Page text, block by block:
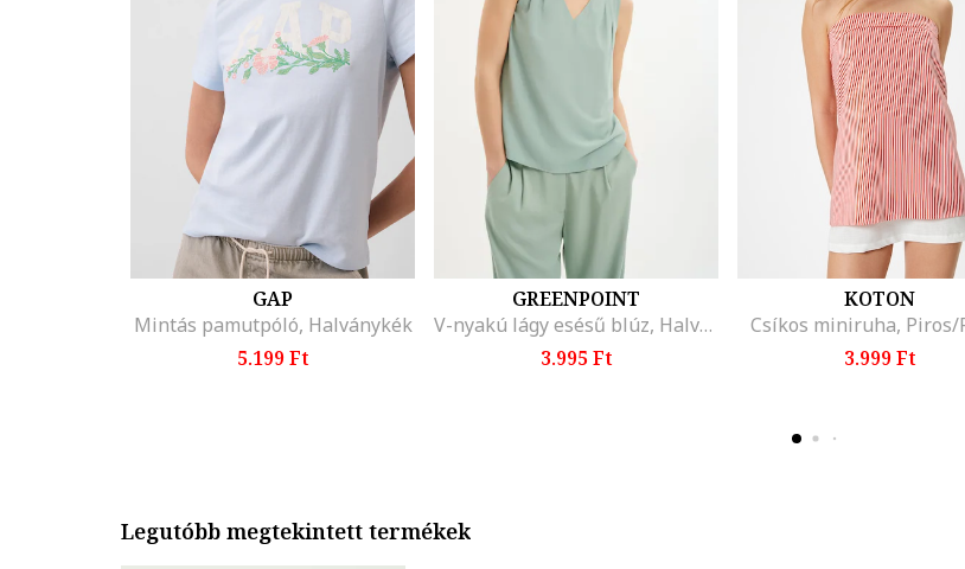
GAP
Mintás pamutpóló, Halványkék
5.199 Ft
GREENPOINT
V-nyakú lágy esésű blúz, Halványzöld
3.995 Ft
KOTON
Csíkos miniruha, Piros/
3.999 Ft
Legutóbb megtekintett termékek